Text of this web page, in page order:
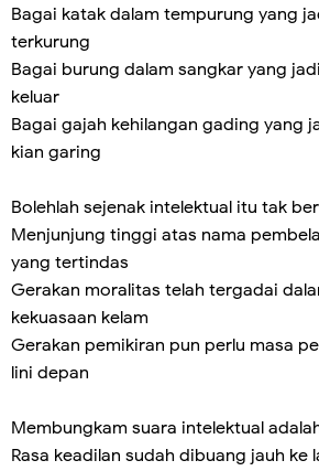
Bagai katak dalam tempurung yang
terkurung
Bagai burung dalam sangkar yang
keluar
Bagai gajah kehilangan gading yang
kian garing
Bolehlah sejenak intelektual itu tak
Menjunjung tinggi atas nama
yang tertindas
Gerakan moralitas telah tergadai
kekuasaan kelam
Gerakan pemikiran pun perlu masa
lini depan
Membungkam suara intelektual
Rasa keadilan sudah dibuang jauh ke